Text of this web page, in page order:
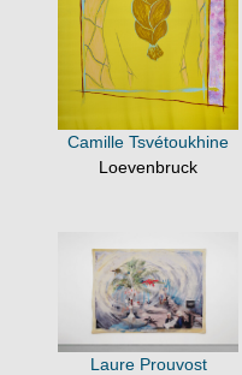
Camille Tsvétoukhine
Loevenbruck
Laure Prouvost